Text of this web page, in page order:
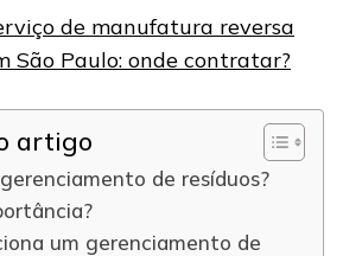
de manufatura reversa
São Paulo: onde contratar?
artigo
de resíduos?
um gerenciamento de